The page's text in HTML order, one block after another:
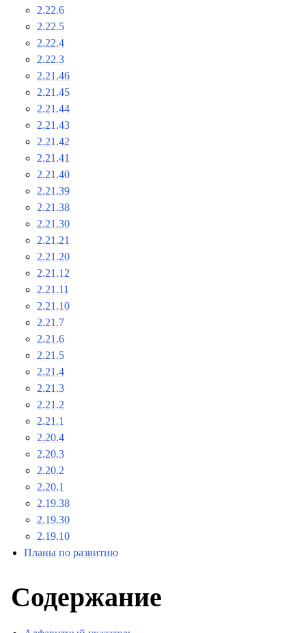
2.22.6
2.22.5
2.22.4
2.22.3
2.21.46
2.21.45
2.21.44
2.21.43
2.21.42
2.21.41
2.21.40
2.21.39
2.21.38
2.21.30
2.21.21
2.21.20
2.21.12
2.21.11
2.21.10
2.21.7
2.21.6
2.21.5
2.21.4
2.21.3
2.21.2
2.21.1
2.20.4
2.20.3
2.20.2
2.20.1
2.19.38
2.19.30
2.19.10
Планы по развитию
Содержание